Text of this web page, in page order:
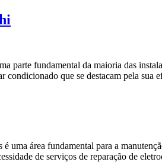
fundamental da maioria das
condicionado que se destacam pela
área fundamental para a
de serviços de reparação de